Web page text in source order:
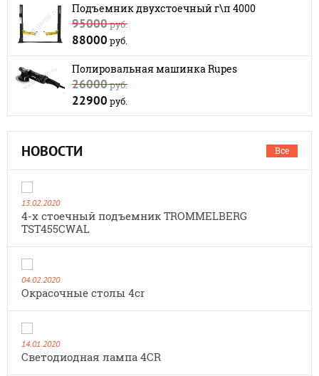
Подъемник двухстоечный г\п 4000
95000руб.
88000 руб.
Полировальная машинка Rupes
26000руб.
22900 руб.
НОВОСТИ Все
13.02.2020
4-х стоечный подъемник TROMMELBERG
TST455CWAL
04.02.2020
Окрасочные столы 4cr
14.01.2020
Cветодиодная лампа 4CR